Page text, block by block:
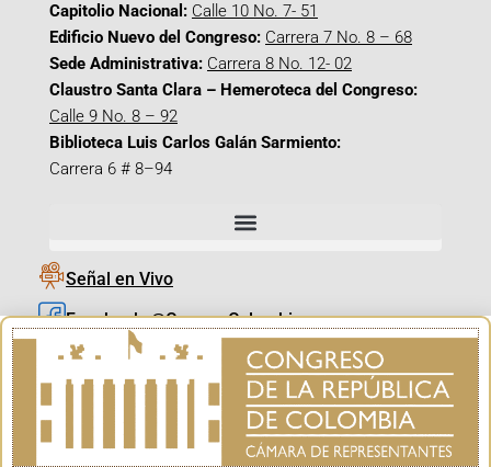
Capitolio Nacional: Calle 10 No. 7- 51
Edificio Nuevo del Congreso: Carrera 7 No. 8 – 68
Sede Administrativa: Carrera 8 No. 12- 02
Claustro Santa Clara – Hemeroteca del Congreso:
Calle 9 No. 8 – 92
Biblioteca Luis Carlos Galán Sarmiento:
Carrera 6 # 8–94
Señal en Vivo
Facebook_@CamaraColombia
Instagram_@CamaraColombia
X_@CamaraColombia
Youtube_@CamaraColombia